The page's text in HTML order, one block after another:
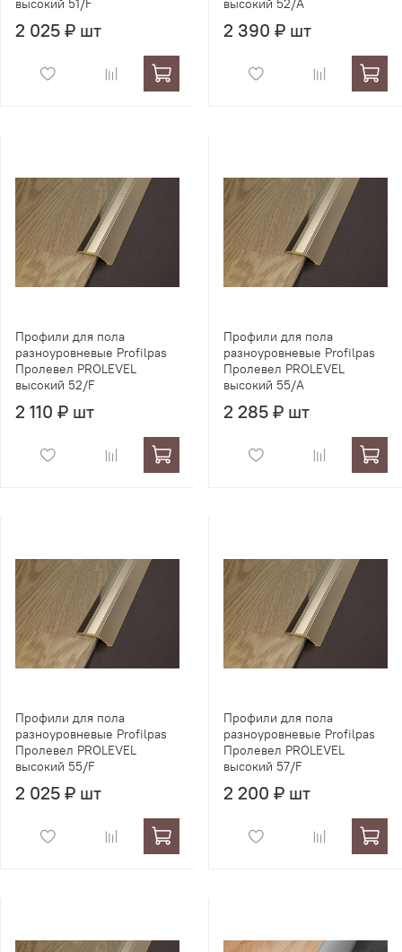
высокий 51/F
2 025 ₽ шт
высокий 52/A
2 390 ₽ шт
Профили для пола
разноуровневые Profilpas
Пролевел PROLEVEL
высокий 52/F
2 110 ₽ шт
Профили для пола
разноуровневые Profilpas
Пролевел PROLEVEL
высокий 55/A
2 285 ₽ шт
Профили для пола
разноуровневые Profilpas
Пролевел PROLEVEL
высокий 55/F
2 025 ₽ шт
Профили для пола
разноуровневые Profilpas
Пролевел PROLEVEL
высокий 57/F
2 200 ₽ шт